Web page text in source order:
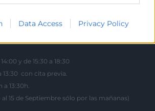
Data Access Privacy Policy
y de 15:30 a 18:30
13:30 con cita previa.
a 13:30h.
al 15 de Septiembre sólo por las mañanas)